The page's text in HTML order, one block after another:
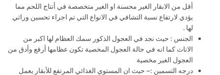
أقل من الابقار الغير محسنة او الغير متخصصة في أنتاج اللحم مما
يؤدي لارتفاع نسبة التشافي في الانواع التي تم اجراء تحسين وراثي
لها .
الجنس : حيث نجد في العجول الذكور سمك العظام لها اكبر من
الاناث كما انه في حالة العجول المخصية تكون عظامها أرفع وأدق من
العجول الغير مخصية
درجه التسمين :~ حيث ان المستوي الغذائي المرتفع للأبقار يعمل